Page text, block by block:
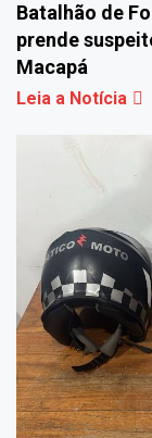
Batalhão de
prende
Macapá
Leia a Notícia